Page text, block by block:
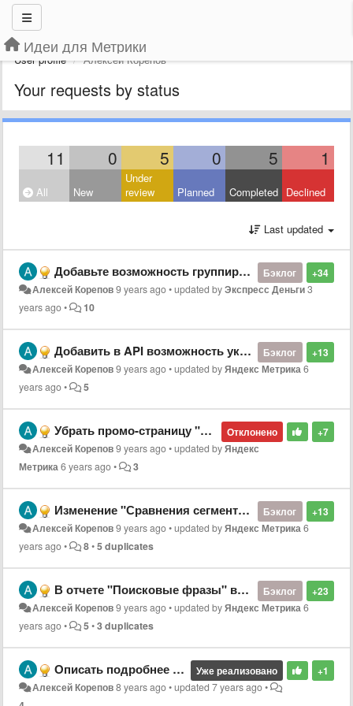
Идеи для Метрики
User profile Алексей Корепов
Your requests by status
11 0 5 0 5 1
All New
Under
review
Planned Completed Declined
Last updated
+34
Бэклог
Добавьте возможность группировки или тегирования целей
Алексей Корепов9 years ago•updated byЭкспресс Деньги3
years ago• 10
+13
Бэклог
Добавить в API возможность указания сохранённых сегментов по filter_id
Алексей Корепов9 years ago•updated byЯндекс Метрика6
years ago• 5
+7
Отклонено
Убрать промо-страницу "Новая Яндекс.Метрика — новые возможности для веб-аналитики"
Алексей Корепов9 years ago•updated byЯндекс
Метрика6 years ago• 3
+13
Бэклог
Изменение "Сравнения сегментов".
Алексей Корепов9 years ago•updated byЯндекс Метрика6
years ago• 8•5 duplicates
+23
Бэклог
В отчете "Поисковые фразы" выводить "не определено" по аналогии с "(not provided)" в Google Analytcs
Алексей Корепов9 years ago•updated byЯндекс Метрика6
years ago• 5•3 duplicates
+1
Уже реализовано
Описать подробнее как именно работает галка "Не учитывать мои визиты" в настойках фильтров
Алексей Корепов8 years ago•updated7 years ago•